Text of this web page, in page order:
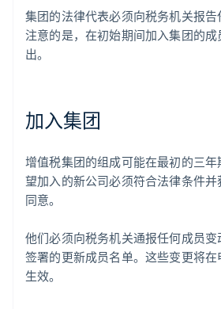
集团的法律代表必须向税务机关报
注意的是，在初始期间加入集团的
出。
加入集团
增值税集团的组成可能在最初的三
望加入的新公司必须符合法律条件
同意。
他们必须向税务机关通报任何成员
签署的更新成员名单。这些变更将在
生效。